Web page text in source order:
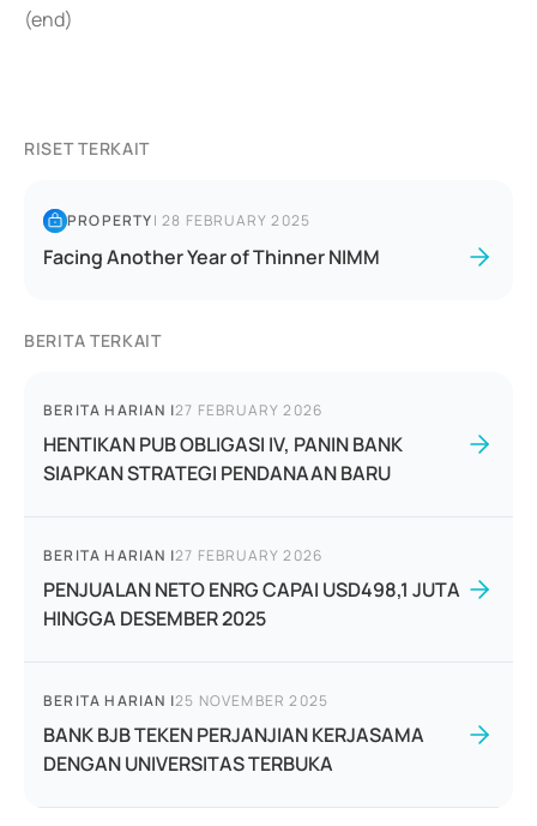
(end)
RISET TERKAIT
PROPERTY|28 FEBRUARY 2025
Facing Another Year of Thinner NIMM
BERITA TERKAIT
BERITA HARIAN |27 FEBRUARY 2026
HENTIKAN PUB OBLIGASI IV, PANIN BANK
SIAPKAN STRATEGI PENDANAAN BARU
BERITA HARIAN |27 FEBRUARY 2026
PENJUALAN NETO ENRG CAPAI USD498,1 JUTA
HINGGA DESEMBER 2025
BERITA HARIAN |25 NOVEMBER 2025
BANK BJB TEKEN PERJANJIAN KERJASAMA
DENGAN UNIVERSITAS TERBUKA